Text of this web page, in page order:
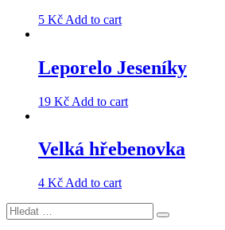
5 Kč Add to cart
Leporelo Jeseníky
19 Kč Add to cart
Velká hřebenovka
4 Kč Add to cart
Hledat:
Hledání